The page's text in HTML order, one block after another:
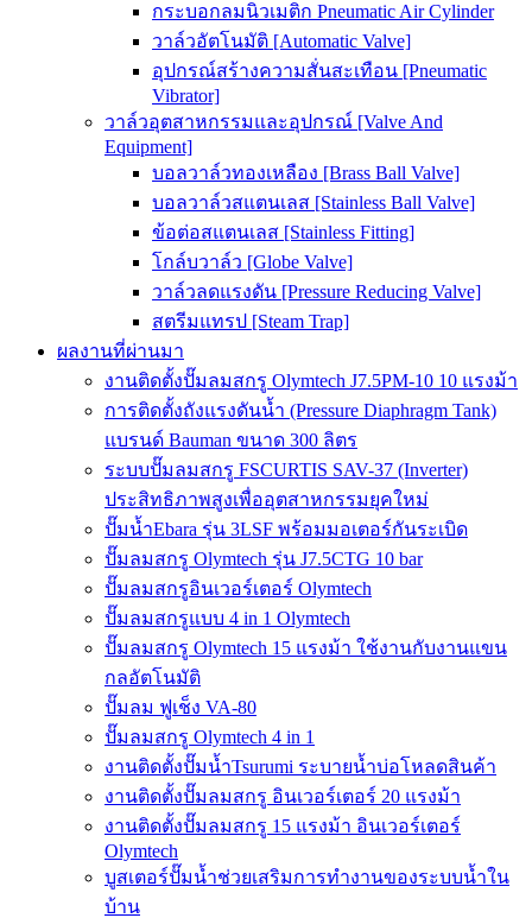
กระบอกลมนิวเมติก Pneumatic Air Cylinder
วาล์วอัตโนมัติ [Automatic Valve]
อุปกรณ์สร้างความสั่นสะเทือน [Pneumatic
Vibrator]
วาล์วอุตสาหกรรมและอุปกรณ์ [Valve And
Equipment]
บอลวาล์วทองเหลือง [Brass Ball Valve]
บอลวาล์วสแตนเลส [Stainless Ball Valve]
ข้อต่อสแตนเลส [Stainless Fitting]
โกล์บวาล์ว [Globe Valve]
วาล์วลดแรงดัน [Pressure Reducing Valve]
สตรีมแทรป [Steam Trap]
ผลงานที่ผ่านมา
งานติดตั้งปั๊มลมสกรู Olymtech J7.5PM-10 10 แรงม้า
การติดตั้งถังแรงดันน้ำ (Pressure Diaphragm Tank)
แบรนด์ Bauman ขนาด 300 ลิตร
ระบบปั๊มลมสกรู FSCURTIS SAV-37 (Inverter)
ประสิทธิภาพสูงเพื่ออุตสาหกรรมยุคใหม่
ปั๊มน้ำEbara รุ่น 3LSF พร้อมมอเตอร์กันระเบิด
ปั๊มลมสกรู Olymtech รุ่น J7.5CTG 10 bar
ปั๊มลมสกรูอินเวอร์เตอร์ Olymtech
ปั๊มลมสกรูแบบ 4 in 1 Olymtech
ปั๊มลมสกรู Olymtech 15 แรงม้า ใช้งานกับงานแขน
กลอัตโนมัติ
ปั๊มลม ฟูเช็ง VA-80
ปั๊มลมสกรู Olymtech 4 in 1
งานติดตั้งปั๊มน้ำTsurumi ระบายน้ำบ่อโหลดสินค้า
งานติดตั้งปั๊มลมสกรู อินเวอร์เตอร์ 20 แรงม้า
งานติดตั้งปั๊มลมสกรู 15 แรงม้า อินเวอร์เตอร์
Olymtech
บูสเตอร์ปั๊มน้ำช่วยเสริมการทำงานของระบบน้ำใน
บ้าน